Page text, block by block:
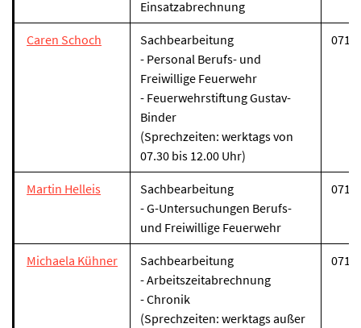
Einsatzabrechnung
Caren Schoch
Sachbearbeitung
- Personal Berufs- und
Freiwillige Feuerwehr
- Feuerwehrstiftung Gustav-
Binder
(Sprechzeiten: werktags von
07.30 bis 12.00 Uhr)
Martin Helleis
Sachbearbeitung
- G-Untersuchungen Berufs-
und Freiwillige Feuerwehr
Michaela Kühner
Sachbearbeitung
- Arbeitszeitabrechnung
- Chronik
(Sprechzeiten: werktags außer